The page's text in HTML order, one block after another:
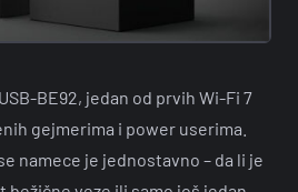
BE92, jedan od prvih Wi-Fi 7
gejmerima i power userima.
namece je jednostavno – da li je